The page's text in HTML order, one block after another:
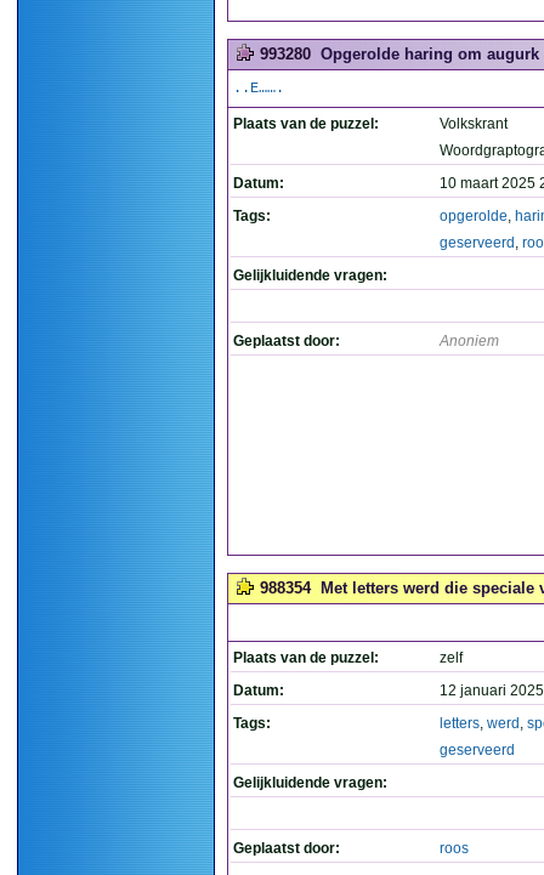
993280 Opgerolde haring om
..E…….
Plaats van de puzzel:
Volkskrant
Datum:
10 maart 2025
Tags:
opgerolde,
geserveerd ,
Gelijkluidende vragen:
Geplaatst door: Anoniem
988354 Met letters werd die speciale
Plaats van de puzzel:
zelf
Datum:
12 januari
Tags:
letters, werd ,
geserveerd
Gelijkluidende vragen:
Geplaatst door: roos